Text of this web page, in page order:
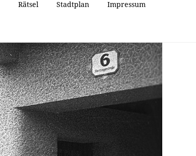
Rätsel Stadtplan Impressum